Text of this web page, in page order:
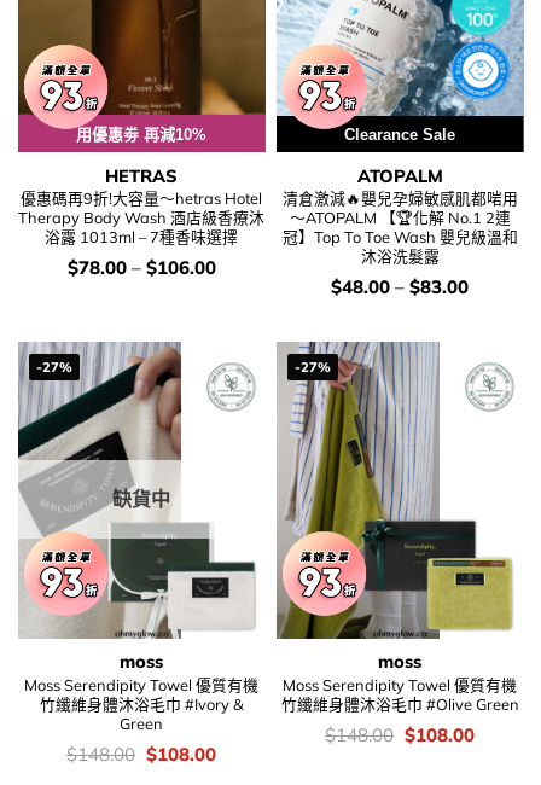
用優惠劵 再減10%
HETRAS
優惠碼再9折!大容量～hetras Hotel
Therapy Body Wash 酒店級香療沐
浴露 1013ml – 7種香味選擇
價
$78.00– $106.00
Clearance Sale
ATOPALM
清倉激減🔥嬰兒孕婦敏感肌都啱用
～ATOPALM 【🏆化解 No.1 2連
冠】Top To Toe Wash 嬰兒級溫和
沐浴洗髮露
價
$48.00 – $83.00
-27%
缺貨中
moss
Moss Serendipity Towel 優質有機
竹纖維身體沐浴毛巾 #Ivory &
Green
價
錢：
$148.00 Original
price
$108.00Current
-27%
moss
Moss Serendipity Towel 優質有機
竹纖維身體沐浴毛巾 #Olive Green
價
錢：
$148.00 Original
price
$108.00Current